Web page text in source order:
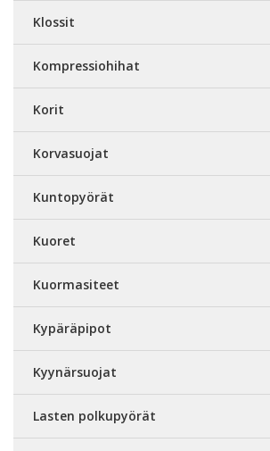
Klossit
Kompressiohihat
Korit
Korvasuojat
Kuntopyörät
Kuoret
Kuormasiteet
Kypäräpipot
Kyynärsuojat
Lasten polkupyörät